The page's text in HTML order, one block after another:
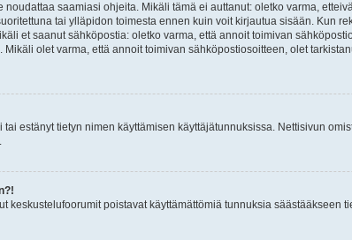
noudattaa saamiasi ohjeita. Mikäli tämä ei auttanut: oletko varma,
tai ylläpidon toimesta ennen kuin voit kirjautua sisään. Kun
et saanut sähköpostia: oletko varma, että annoit toimivan
olet varma, että annoit toimivan sähköpostiosoitteen, olet
estänyt tietyn nimen käyttämisen käyttäjätunnuksissa. Nettisivun
keskustelufoorumit poistavat käyttämättömiä tunnuksia